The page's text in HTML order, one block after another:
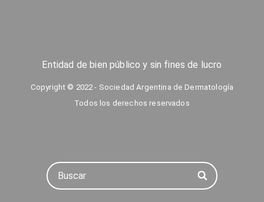
Entidad de bien público y sin fines de lucro
Copyright © 2022 - Sociedad Argentina de Dermatología
Todos los derechos reservados